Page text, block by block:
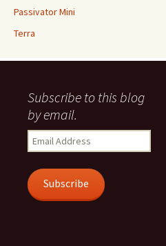
Passivator Mini
Terra
Subscribe to this blog
by email.
Email
Address
Subscribe